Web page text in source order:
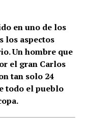
en uno de los
los aspectos
Un hombre que
el gran Carlos
tan solo 24
todo el pueblo